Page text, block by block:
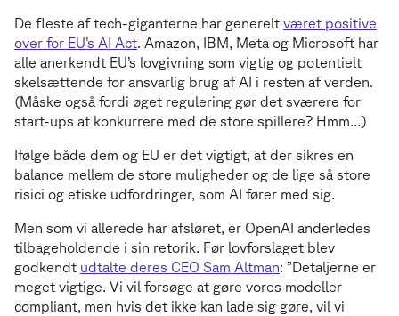
De fleste af tech-giganterne har generelt været positive
over for EU’s AI Act . Amazon, IBM, Meta og Microsoft har
alle anerkendt EU’s lovgivning som vigtig og potentielt
skelsættende for ansvarlig brug af AI i resten af verden.
(Måske også fordi øget regulering gør det sværere for
start-ups at konkurrere med de store spillere? Hmm…)
Ifølge både dem og EU er det vigtigt, at der sikres en
balance mellem de store muligheder og de lige så store
risici og etiske udfordringer, som AI fører med sig.
Men som vi allerede har afsløret, er OpenAI anderledes
tilbageholdende i sin retorik. Før lovforslaget blev
godkendt udtalte deres CEO Sam Altman: ”Detaljerne er
meget vigtige. Vi vil forsøge at gøre vores modeller
compliant, men hvis det ikke kan lade sig gøre, vil vi